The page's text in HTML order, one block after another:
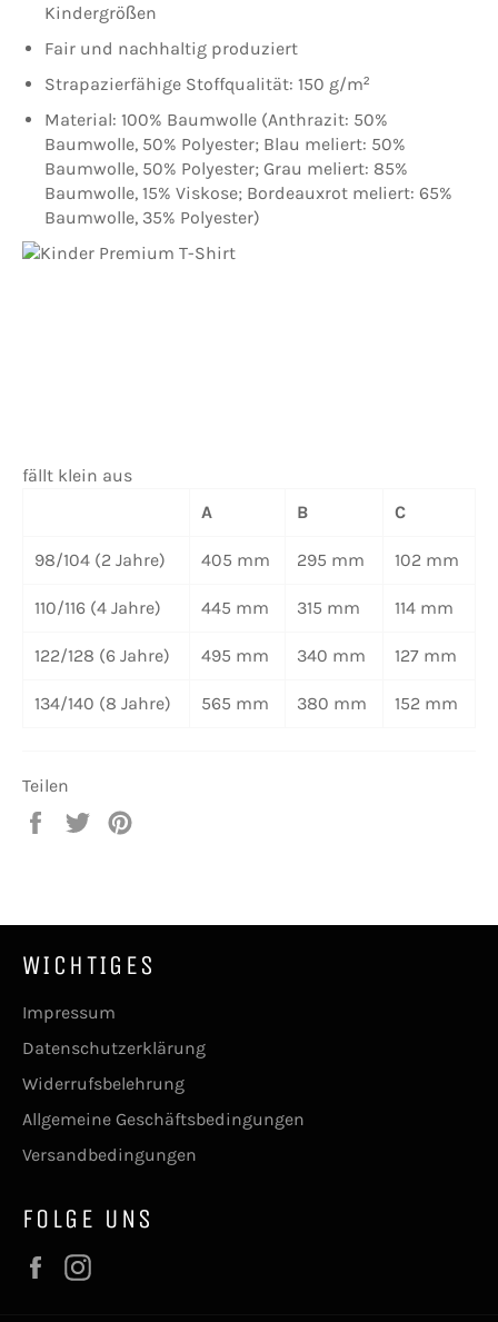
Kindergrößen
Fair und nachhaltig produziert
Strapazierfähige Stoffqualität: 150 g/m²
Material: 100% Baumwolle (Anthrazit: 50%
Baumwolle, 50% Polyester; Blau meliert: 50%
Baumwolle, 50% Polyester; Grau meliert: 85%
Baumwolle, 15% Viskose; Bordeauxrot meliert: 65%
Baumwolle, 35% Polyester)
fällt klein aus
A
B C
98/104 (2 Jahre) 405 mm 295 mm 102 mm
110/116 (4 Jahre) 445 mm 315 mm 114 mm
122/128 (6 Jahre) 495 mm 340 mm 127 mm
134/140 (8 Jahre) 565 mm 380 mm 152 mm
Teilen
Auf
Auf
WICHTIGES
Impressum
Datenschutzerklärung
Widerrufsbelehrung
Allgemeine Geschäftsbedingungen
Versandbedingungen
FOLGE UNS
Facebook